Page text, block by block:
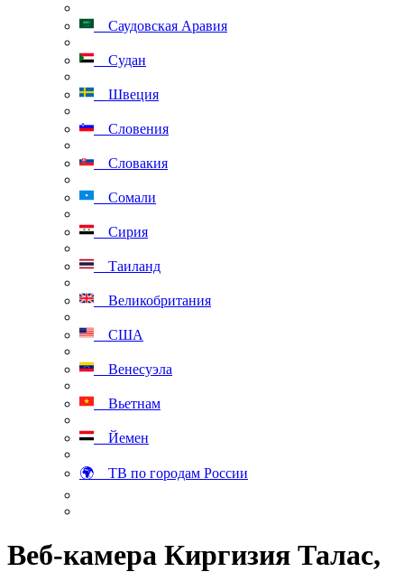
Саудовская Аравия
Судан
Швеция
Словения
Словакия
Сомали
Сирия
Таиланд
Великобритания
США
Венесуэла
Вьетнам
Йемен
🌍 ТВ по городам России
Веб-камера Киргизия Талас,